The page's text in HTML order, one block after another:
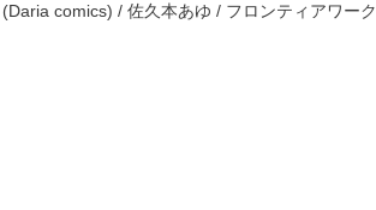
comics) / 佐久本あゆ / フロンティアワーク